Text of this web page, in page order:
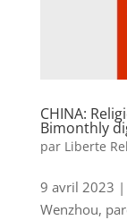
CHINA:
Bimonthly
par Liberte
9 avril 2023 |
Wenzhou,